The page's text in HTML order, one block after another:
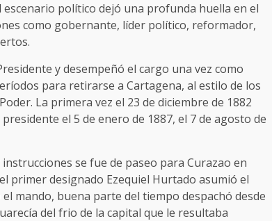
político dejó una profunda huella en el
como gobernante, líder político, reformador,
y desempeñó el cargo una vez como
para retirarse a Cartagena, al estilo de los
La primera vez el 23 de diciembre de 1882
el 5 de enero de 1887, el 7 de agosto de
se fue de paseo para Curazao en
primer designado Ezequiel Hurtado asumió el
mando, buena parte del tiempo despachó desde
del frio de la capital que le resultaba